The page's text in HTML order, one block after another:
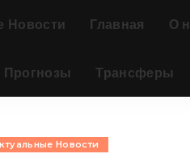
Новости Главная О
Прогнозы Трансферы
Новости